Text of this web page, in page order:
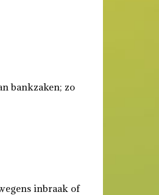
bankzaken; zo
inbraak of